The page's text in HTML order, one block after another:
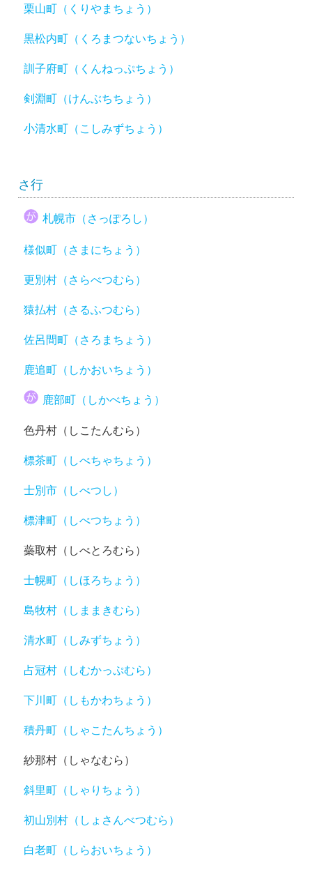
栗山町（くりやまちょう）
黒松内町（くろまつないちょう）
訓子府町（くんねっぷちょう）
剣淵町（けんぶちちょう）
小清水町（こしみずちょう）
さ行
札幌市（さっぽろし）
様似町（さまにちょう）
更別村（さらべつむら）
猿払村（さるふつむら）
佐呂間町（さろまちょう）
鹿追町（しかおいちょう）
鹿部町（しかべちょう）
色丹村（しこたんむら）
標茶町（しべちゃちょう）
士別市（しべつし）
標津町（しべつちょう）
蘂取村（しべとろむら）
士幌町（しほろちょう）
島牧村（しままきむら）
清水町（しみずちょう）
占冠村（しむかっぷむら）
下川町（しもかわちょう）
積丹町（しゃこたんちょう）
紗那村（しゃなむら）
斜里町（しゃりちょう）
初山別村（しょさんべつむら）
白老町（しらおいちょう）